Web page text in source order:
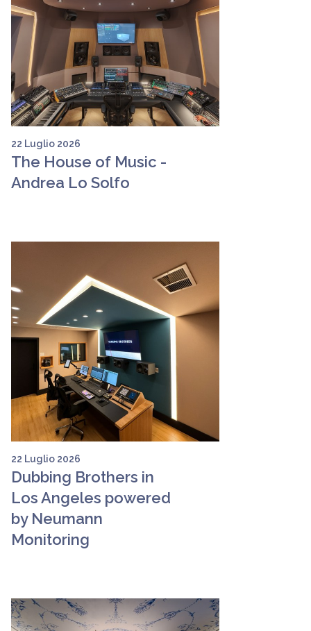
22 Luglio 2026
The House of Music -
Andrea Lo Solfo
22 Luglio 2026
Dubbing Brothers in
Los Angeles powered
by Neumann
Monitoring